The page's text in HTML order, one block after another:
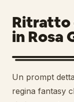
Casi d'uso
Abilità
Prompt
Ritratto
in Rosa
Un prompt
regina fantasy